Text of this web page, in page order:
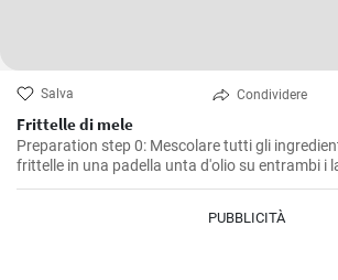
Salva Condividere
Frittelle di mele
Preparation step 0: Mescolare tutti gli
frittelle in una padella unta d'olio su entrambi i
PUBBLICITÀ